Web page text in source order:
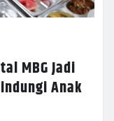
MBG Jadi
Anak